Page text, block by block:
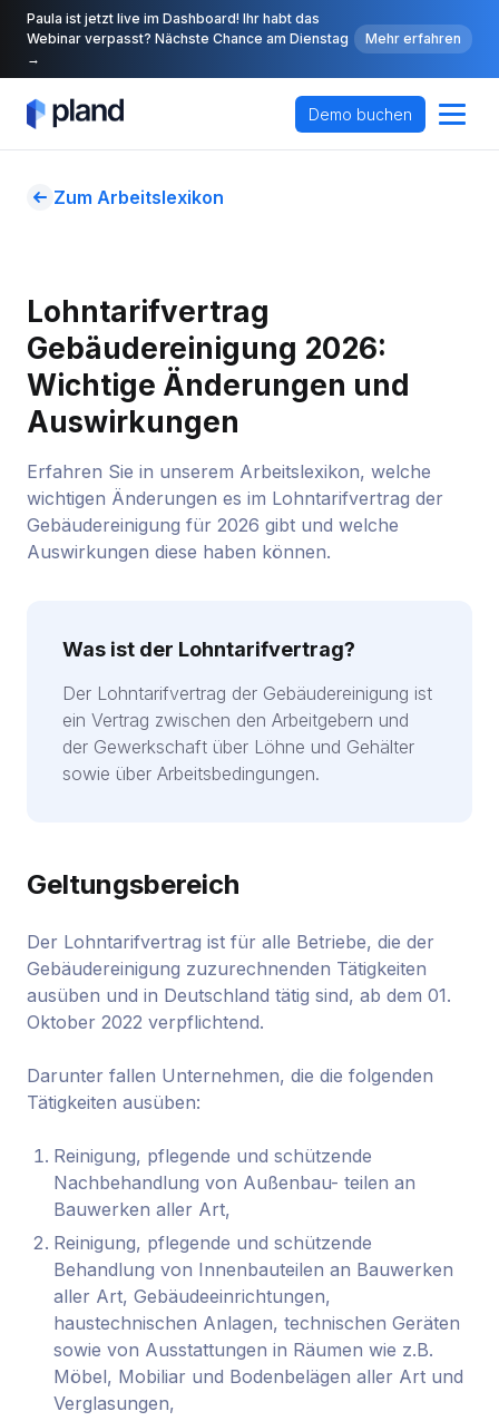
Paula ist jetzt live im Dashboard! Ihr habt das
Webinar verpasst? Nächste Chance am Dienstag
→
Mehr erfahren
Demo buchen
Zum Arbeitslexikon
Lohntarifvertrag
Gebäudereinigung 2026:
Wichtige Änderungen und
Auswirkungen
Erfahren Sie in unserem Arbeitslexikon, welche
wichtigen Änderungen es im Lohntarifvertrag der
Gebäudereinigung für 2026 gibt und welche
Auswirkungen diese haben können.
Was ist der Lohntarifvertrag?
Der Lohntarifvertrag der Gebäudereinigung ist
ein Vertrag zwischen den Arbeitgebern und
der Gewerkschaft über Löhne und Gehälter
sowie über Arbeitsbedingungen.
Geltungsbereich
Der Lohntarifvertrag ist für alle Betriebe, die der
Gebäudereinigung zuzurechnenden Tätigkeiten
ausüben und in Deutschland tätig sind, ab dem 01.
Oktober 2022 verpflichtend.
Darunter fallen Unternehmen, die die folgenden
Tätigkeiten ausüben:
Reinigung, pflegende und schützende
Nachbehandlung von Außenbau- teilen an
Bauwerken aller Art,
Reinigung, pflegende und schützende
Behandlung von Innenbauteilen an Bauwerken
aller Art, Gebäudeeinrichtungen,
haustechnischen Anlagen, technischen Geräten
sowie von Ausstattungen in Räumen wie z.B.
Möbel, Mobiliar und Bodenbelägen aller Art und
Verglasungen,